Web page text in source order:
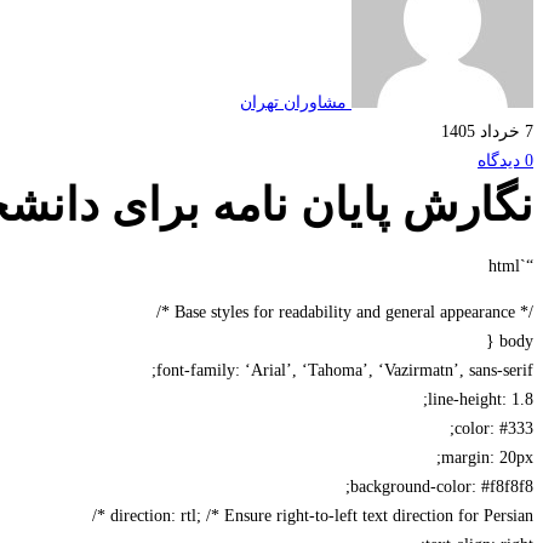
مشاوران تهران
7 خرداد 1405
0 دیدگاه
نگارش پایان نامه برای
“`html
/* Base styles for readability and general appearance */
body {
font-family: ‘Arial’, ‘Tahoma’, ‘Vazirmatn’, sans-serif;
line-height: 1.8;
color: #333;
margin: 20px;
background-color: #f8f8f8;
direction: rtl; /* Ensure right-to-left text direction for Persian */